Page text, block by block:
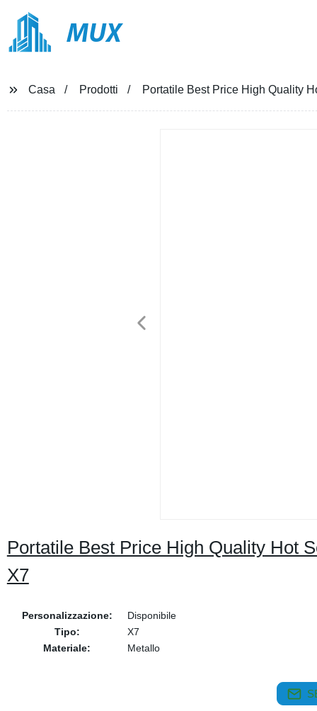
MUX
Casa Prodotti Portatile Best Price High Quality
Portatile Best Price High Quality Hot
X7
Personalizzazione:
Disponibile
Tipo:
X7
Materiale:
Metallo